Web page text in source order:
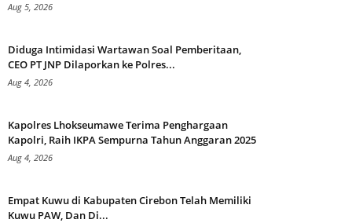
Aug 5, 2026
Diduga Intimidasi Wartawan Soal Pemberitaan,
CEO PT JNP Dilaporkan ke Polres...
Aug 4, 2026
Kapolres Lhokseumawe Terima Penghargaan
Kapolri, Raih IKPA Sempurna Tahun Anggaran 2025
Aug 4, 2026
Empat Kuwu di Kabupaten Cirebon Telah Memiliki
Kuwu PAW, Dan Di...